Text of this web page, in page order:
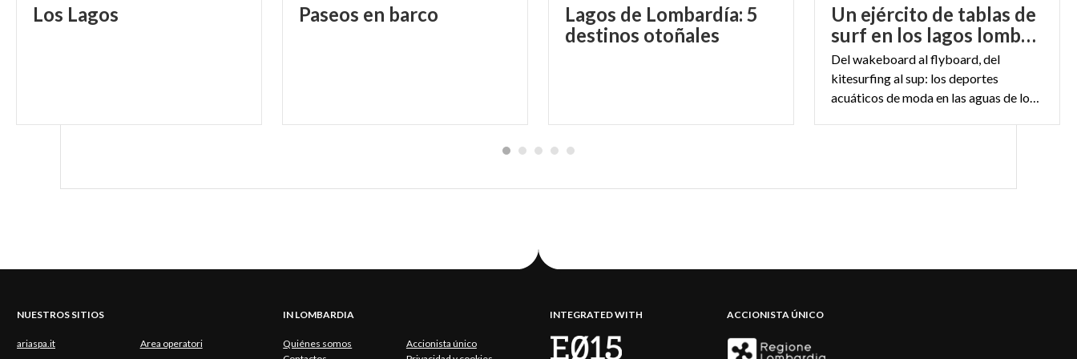
IMMAGUNE DI COPERTINA: WWW.LIVELAGODIGARDA.IT
Los Lagos Paseos en barco
Lagos de Lombardía: 5
destinos otoñales
Un ejército de tablas de
surf en los lagos lombardos
Del wakeboard al flyboard, del
kitesurfing al sup: los deportes
acuáticos de moda en las aguas de los lagos lombardos
NUESTROS SITIOS
ariaspa.it Area operatori
IN LOMBARDIA
Quiénes somos
Accionista único
INTEGRATED WITH ACCIONISTA ÚNICO